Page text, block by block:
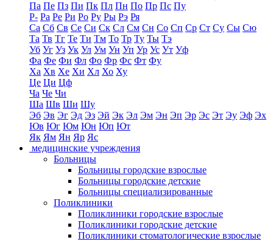
Па Пе Пз Пи Пк Пл Пн По Пр Пс Пу
Р- Ра Ре Ри Ро Ру Ры Рэ Ря
Са Сб Св Се Си Ск Сл См Сн Со Сп Ср Ст Су Сы Сю
Та Тв Тг Те Ти Тм То Тр Ту Ты Тэ
Уб Уг Уз Ук Ул Ум Ун Уп Ур Ус Ут Уф
Фа Фе Фи Фл Фо Фр Фс Фт Фу
Ха Хв Хе Хи Хл Хо Ху
Це Ци Цф
Ча Че Чи
Ша Шв Ши Шу
Эб Эв Эг Эд Эз Эй Эк Эл Эм Эн Эп Эр Эс Эт Эу Эф Эх
Юв Юг Юм Юн Юп Ют
Як Ям Ян Яр Яс
медицинские учреждения
Больницы
Больницы городские взрослые
Больницы городские детские
Больницы специализированные
Поликлиники
Поликлиники городские взрослые
Поликлиники городские детские
Поликлиники стоматологические взрослые